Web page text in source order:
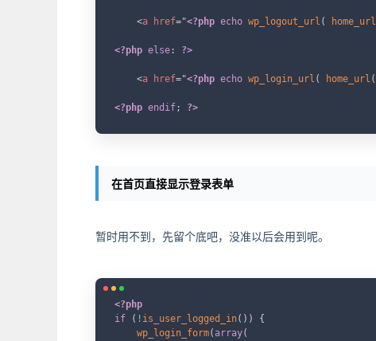
<a href="<?php echo wp_logout_url ( home_url
<?php else : ?>
<a href="<?php echo wp_login_url ( home_url (
<?php endif; ?>
在首页直接显示登录表单
暂时用不到，先留个底吧，没准以后会用到呢。
<?php
if
( ! is_user_logged_in( ) )
{
wp_login_form( array(